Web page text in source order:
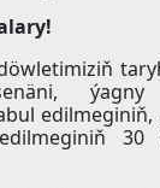
ýagny
30